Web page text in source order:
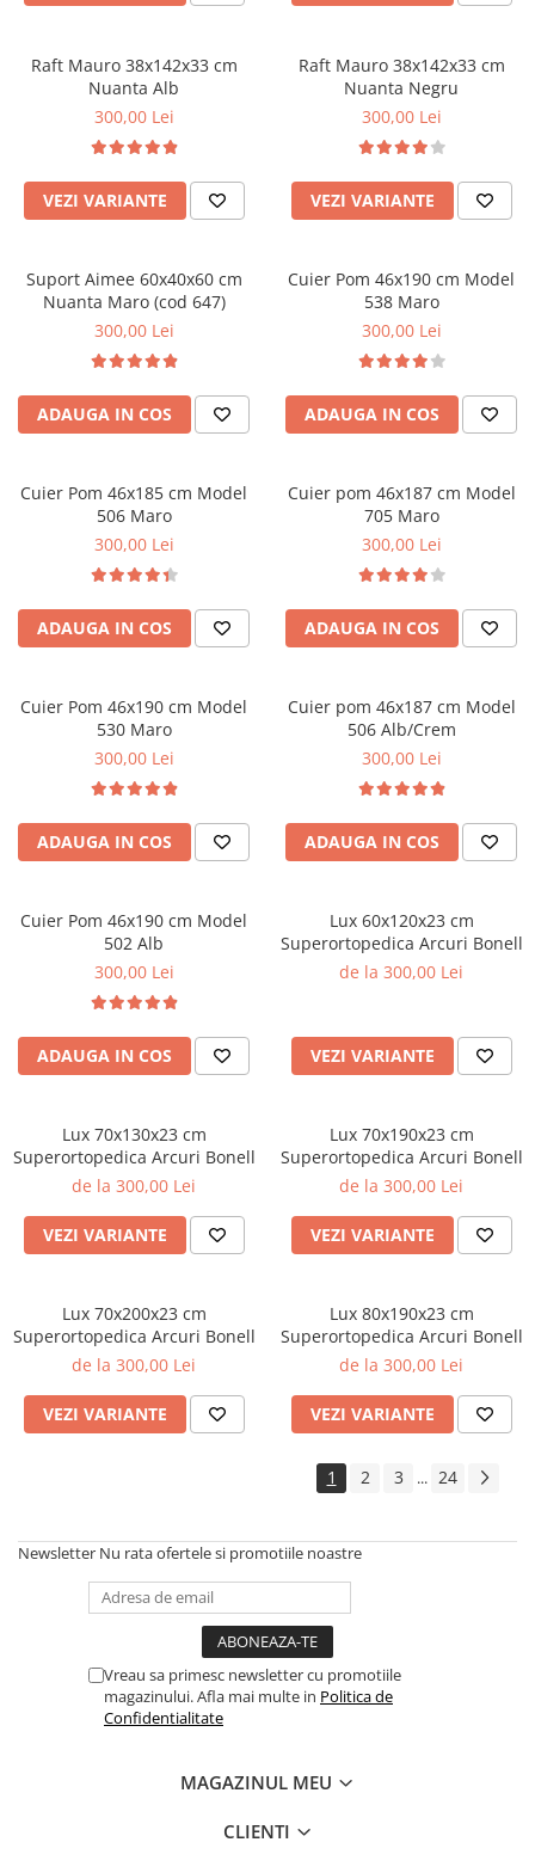
Raft Mauro 38x142x33 cm
Nuanta Alb
300,00 Lei
VEZI VARIANTE
Raft Mauro 38x142x33 cm
Nuanta Negru
300,00 Lei
VEZI VARIANTE
Suport Aimee 60x40x60 cm
Nuanta Maro (cod 647)
300,00 Lei
ADAUGA IN COS
Cuier Pom 46x190 cm Model
538 Maro
300,00 Lei
ADAUGA IN COS
Cuier Pom 46x185 cm Model
506 Maro
300,00 Lei
ADAUGA IN COS
Cuier pom 46x187 cm Model
705 Maro
300,00 Lei
ADAUGA IN COS
Cuier Pom 46x190 cm Model
530 Maro
300,00 Lei
ADAUGA IN COS
Cuier pom 46x187 cm Model
506 Alb/Crem
300,00 Lei
ADAUGA IN COS
Cuier Pom 46x190 cm Model
502 Alb
300,00 Lei
ADAUGA IN COS
Lux 60x120x23 cm
Superortopedica Arcuri Bonell
de la 300,00 Lei
VEZI VARIANTE
Lux 70x130x23 cm
Superortopedica Arcuri Bonell
de la 300,00 Lei
VEZI VARIANTE
Lux 70x190x23 cm
Superortopedica Arcuri Bonell
de la 300,00 Lei
VEZI VARIANTE
Lux 70x200x23 cm
Superortopedica Arcuri Bonell
de la 300,00 Lei
VEZI VARIANTE
Lux 80x190x23 cm
Superortopedica Arcuri Bonell
de la 300,00 Lei
VEZI VARIANTE
1 2 3 ... 24
Newsletter Nu rata ofertele si promotiile noastre
Vreau sa primesc newsletter cu promotiile
magazinului. Afla mai multe in Politica de
Confidentialitate
MAGAZINUL MEU
CLIENTI